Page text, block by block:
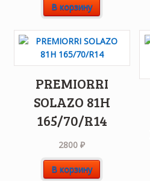
В корзину
PREMIORRI
SOLAZO 81H
165/70/R14
2800₽
В корзину